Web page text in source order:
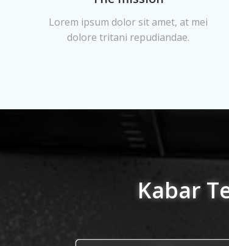
Lorem ipsum dolor sit amet, at mei
dolore tritani repudiandae.
Kabar